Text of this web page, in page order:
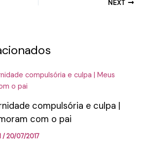
NEXT
compulsória e culpa |
com o pai
/20/07/2017